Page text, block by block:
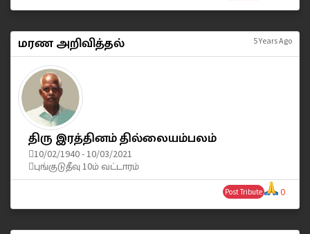
மரண அறிவித்தல் 5 Years Ago
திரு இரத்தினம் தில்லையம்பலம்
10/02/1940 - 10/03/2021
புங்குடுதீவு 10ம் வட்டாரம்
0
Post Tribute